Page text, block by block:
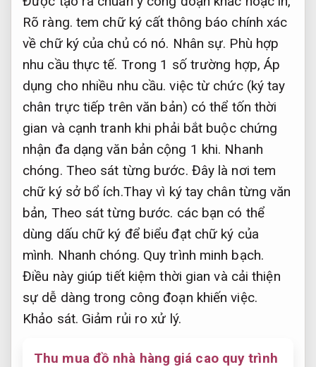
Rõ ràng. tem chữ ký cất thông báo chính xác
về chữ ký của chủ có nó. Nhân sự. Phù hợp
nhu cầu thực tế. Trong 1 số trường hợp,Áp
dụng cho nhiều nhu cầu. việc từ chức (ký tay
chân trực tiếp trên văn bản) có thể tốn thời
gian và cạnh tranh khi phải bắt buộc chứng
nhận đa dạng văn bản cộng 1 khi. Nhanh
chóng. Theo sát từng bước. Đây là nơi tem
chữ ký sở bổ ích.Thay vì ký tay chân từng văn
bản, Theo sát từng bước. các bạn có thể
dùng dấu chữ ký để biểu đạt chữ ký của
mình. Nhanh chóng. Quy trình minh bạch.
Điều này giúp tiết kiệm thời gian và cải thiện
sự dễ dàng trong công đoạn khiến việc.
Khảo sát. Giảm rủi ro xử lý.
Thu mua đồ nhà hàng giá cao quy trình